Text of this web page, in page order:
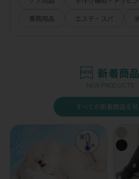
業務用品
エステ・スパ
新着商品
NEW PRODUCTS
すべての新着商品を